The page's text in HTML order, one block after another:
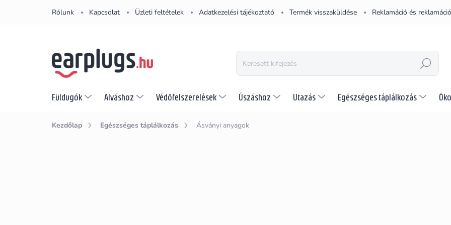
Rólunk Kapcsolat Üzleti feltételek Adatkezelési tájékoztató Termék visszaküldése Reklamáció és
KERESÉS
Füldugók Alváshoz Védőfelszerelések Úszáshoz Utazás Egészséges táplálkozás
Kezdőlap Egészséges táplálkozás Ásványi anyagok